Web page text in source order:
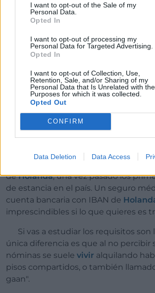
I want to opt-out of the Sale of my
Personal Data.
Opted In
I want to opt-out of processing my
Personal Data for Targeted Advertising.
Opted In
I want to opt-out of Collection, Use,
Retention, Sale, and/or Sharing of my
Personal Data that Is Unrelated with the
Purposes for which it was collected.
Opted Out
CONFIRM
Data Deletion Data Access
C onsejos para ir a
Holanda
deHolanda, una vez pasado los
de estancia en el país. Un seguro
cuenta bancaria con IBAN de
imprescindibles si lo que quieres es
Si vas a estudiar los requisitos son los mismos, la
única diferencia es que al no percibir
nóminas se suele vivir alquilando
pisos compartidos, o también
gaan".